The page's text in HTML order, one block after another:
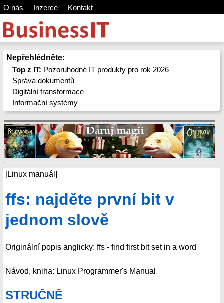
O nás Inzerce Kontakt
Nepřehlédněte:
Top z IT: Pozoruhodné IT produkty pro rok 2026
Správa dokumentů
Digitální transformace
Informační systémy
[Linux manuál]
ffs: najděte první bit v
jednom slově
Originální popis anglicky: ffs - find first bit set in a word
Návod, kniha: Linux Programmer's Manual
STRUČNĚ